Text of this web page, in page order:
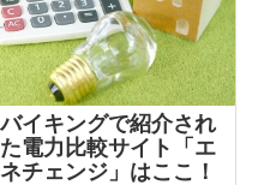
バイキングで紹介され
た電力比較サイト「エ
ネチェンジ」はここ！